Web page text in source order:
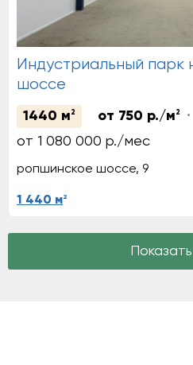
Индустриальный парк
шоссе
1440 м 2 от 750 р./м 2
от 1 080 000 р./мес
ропшинское шоссе, 9
1 440 м2